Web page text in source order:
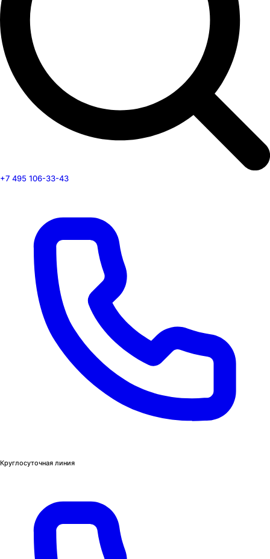
+7 495 106-33-43
Круглосуточная линия